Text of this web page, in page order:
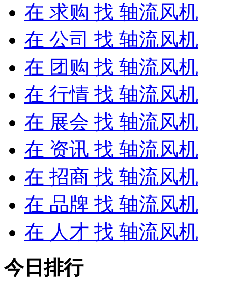
在 求购 找 轴流风机
在 公司 找 轴流风机
在 团购 找 轴流风机
在 行情 找 轴流风机
在 展会 找 轴流风机
在 资讯 找 轴流风机
在 招商 找 轴流风机
在 品牌 找 轴流风机
在 人才 找 轴流风机
今日排行